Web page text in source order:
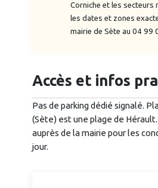
Corniche et les secteurs
les dates et zones
mairie de Sète au 04 99
Accès et infos
Pas de parking dédié signalé.
(Sète) est une plage de
auprès de la mairie pour les
jour.